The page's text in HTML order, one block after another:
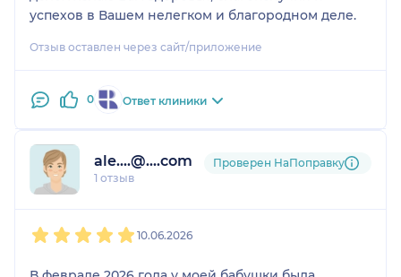
успехов в Вашем нелегком и благородном деле.
Отзыв оставлен через сайт/приложение
0 Ответ клиники
ale....@....com
1 отзыв
Проверен НаПоправку
10.06.2026